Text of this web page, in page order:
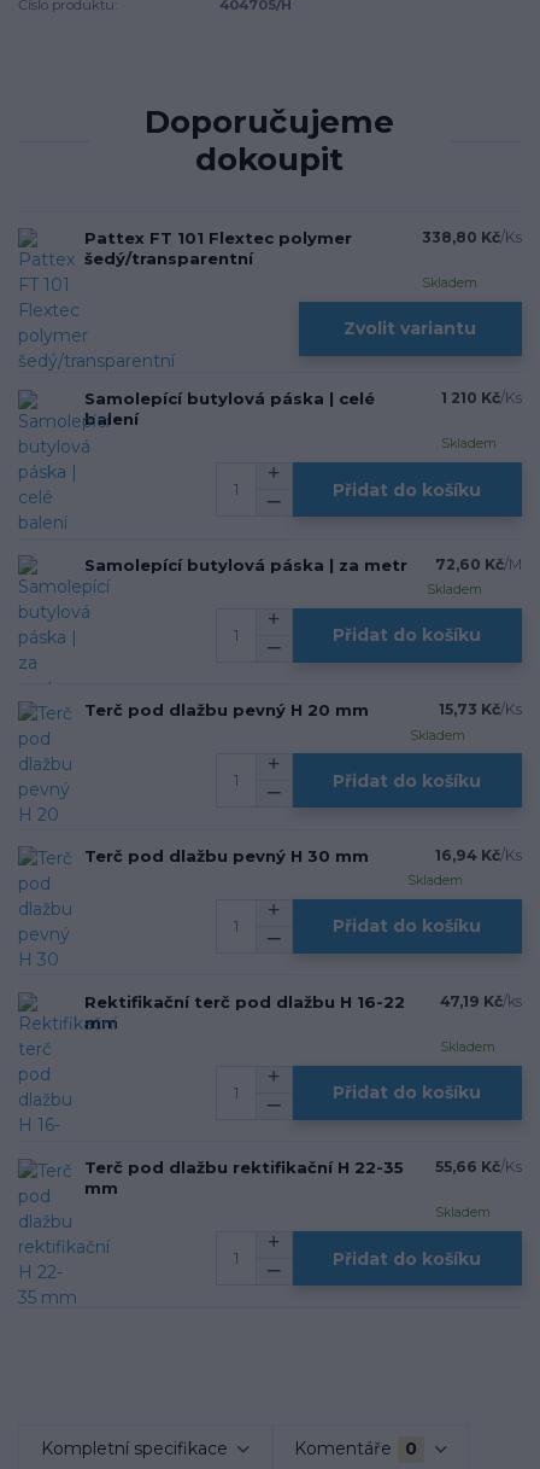
Číslo produktu: 404705/H
Doporučujeme
dokoupit
Pattex FT 101 Flextec polymer
šedý/transparentní
338,80 Kč/Ks
Skladem
Zvolit variantu
Samolepící butylová páska | celé
balení
1 210 Kč/Ks
Skladem
Přidat do košíku
Samolepící butylová páska | za metr 72,60 Kč/M
Skladem
Přidat do košíku
Terč pod dlažbu pevný H 20 mm 15,73 Kč/Ks
Skladem
Přidat do košíku
Terč pod dlažbu pevný H 30 mm 16,94 Kč/Ks
Skladem
Přidat do košíku
Rektifikační terč pod dlažbu H 16-22
mm
47,19 Kč/ks
Skladem
Přidat do košíku
Terč pod dlažbu rektifikační H 22-35
mm
55,66 Kč/Ks
Skladem
Přidat do košíku
Kompletní specifikace Komentáře 0